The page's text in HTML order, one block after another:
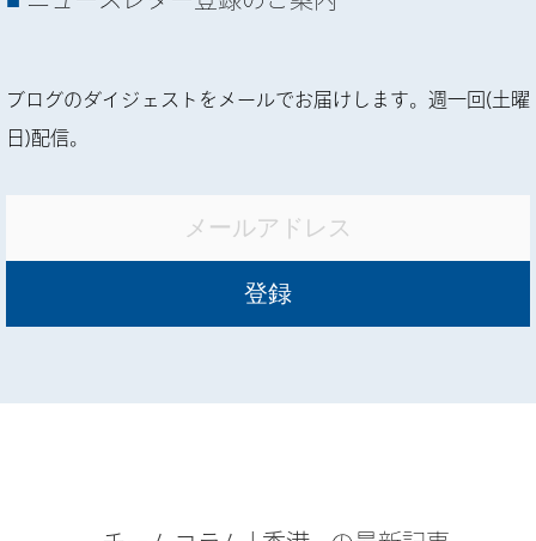
ブログのダイジェストをメールでお届けします。週一回(土曜
日)配信。